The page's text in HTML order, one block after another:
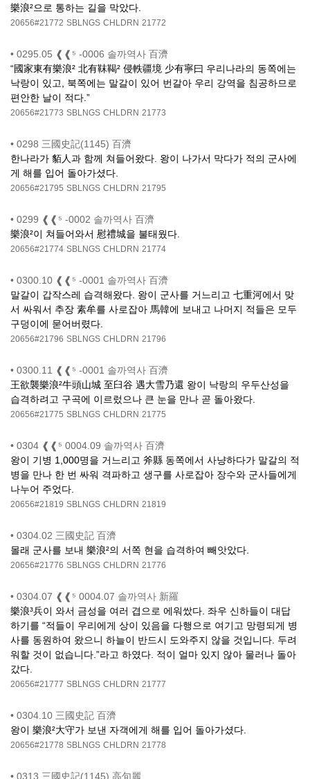
樂浪²으로 통하는 길을 막았다.
20656#21772 SBLNGS CHLDRN 21772
• 0295.05 ❰❰⁵ -0006 솔까역사 百濟
“國家東有樂浪² 北有靺鞨² 侵軼疆境 少有寧曰 우리나라의 동쪽에는
낙랑이 있고, 북쪽에는 말갈이 있어 번갈아 우리 강역을 침공하므로
편안한 날이 적다.”
20656#21773 SBLNGS CHLDRN 21773
• 0298 三國史記(1145) 百濟
한나라가 貊人과 함께 쳐들어왔다. 왕이 나가서 막다가 적의 군사에
게 해를 입어 돌아가셨다.
20656#21795 SBLNGS CHLDRN 21795
• 0299 ❰❰⁵ -0002 솔까역사 百濟
樂浪²이 쳐들어와서 慰禮城을 불태웠다.
20656#21774 SBLNGS CHLDRN 21774
• 0300.10 ❰❰⁵ -0001 솔까역사 百濟
말갈이 갑작스레 습격해왔다. 왕이 군사를 거느리고 七重河에서 맞
서 싸워서 추장 素牟를 사로잡아 馬韓에 보내고 나머지 적들은 모두
구덩이에 묻어버렸다.
20656#21796 SBLNGS CHLDRN 21796
• 0300.11 ❰❰⁵ -0001 솔까역사 百濟
王欲襲樂浪²牛頭山城 至臼谷 遇大雪乃還 왕이 낙랑의 우두산성을
습격하려고 구곡에 이르렀으나 큰 눈을 만나 곧 돌아왔다.
20656#21775 SBLNGS CHLDRN 21775
• 0304 ❰❰⁵ 0004.09 솔까역사 百濟
왕이 기병 1,000명을 거느리고 斧縣 동쪽에서 사냥하다가 말갈의 적
병을 만나 한 번 싸워 격파하고 생구를 사로잡아 장수와 군사들에게
나누어 주었다.
20656#21819 SBLNGS CHLDRN 21819
• 0304.02 三國史記 百濟
몰래 군사를 보내 樂浪²의 서쪽 현을 습격하여 빼앗았다.
20656#21776 SBLNGS CHLDRN 21776
• 0304.07 ❰❰⁵ 0004.07 솔까역사 新羅
樂浪³兵이 와서 금성을 여러 겹으로 에워쌌다. 좌우 신하들이 대답
하기를 “적들이 우리에게 상이 있음을 다행으로 여기고 망령되게 병
사를 동원하여 왔으니 하늘이 반드시 도와주지 않을 것입니다. 두려
워할 것이 없습니다.”라고 하였다. 적이 얼마 있지 않아 물러나 돌아
갔다.
20656#21777 SBLNGS CHLDRN 21777
• 0304.10 三國史記 百濟
왕이 樂浪²大守가 보낸 자객에게 해를 입어 돌아가셨다.
20656#21778 SBLNGS CHLDRN 21778
• 0313 三國史記(1145) 高句麗